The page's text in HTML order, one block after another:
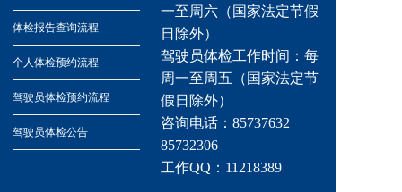
查看详情
李涛 副主任医
师
查看详情
姚强 主任医师
查看详情
一至周六（国家法定节假
日除外）
驾驶员体检工作时间：每
周一至周五（国家法定节
假日除外）
咨询电话：85737632
85732306
工作QQ：11218389
体检报告查询流程
个人体检预约流程
驾驶员体检预约流程
驾驶员体检公告